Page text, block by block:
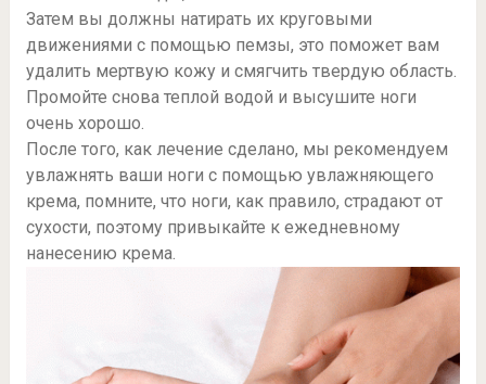
Затем вы должны натирать их круговыми
движениями с помощью пемзы, это поможет вам
удалить мертвую кожу и смягчить твердую область.
Промойте снова теплой водой и высушите ноги
очень хорошо.
После того, как лечение сделано, мы рекомендуем
увлажнять ваши ноги с помощью увлажняющего
крема, помните, что ноги, как правило, страдают от
сухости, поэтому привыкайте к ежедневному
нанесению крема.